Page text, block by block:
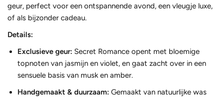
geur, perfect voor een ontspannende avond, een vleugje luxe,
of als bijzonder cadeau.
Details:
Exclusieve geur: Secret Romance opent met bloemige
topnoten van jasmijn en violet, en gaat zacht over in een
sensuele basis van musk en amber.
Handgemaakt & duurzaam: Gemaakt van natuurlijke was